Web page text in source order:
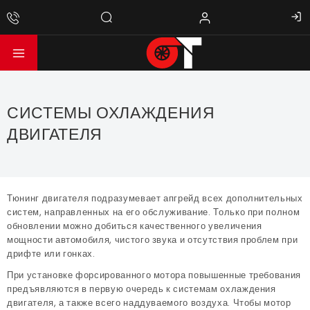
СИСТЕМЫ ОХЛАЖДЕНИЯ
ДВИГАТЕЛЯ
Тюнинг двигателя подразумевает апгрейд всех дополнительных
систем, направленных на его обслуживание. Только при полном
обновлении можно добиться качественного увеличения
мощности автомобиля, чистого звука и отсутствия проблем при
дрифте или гонках.
При установке форсированного мотора повышенные требования
предъявляются в первую очередь к системам охлаждения
двигателя, а также всего наддуваемого воздуха. Чтобы мотор